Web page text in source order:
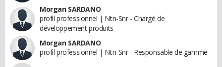
Morgan SARDANO
profil professionnel | Ntn-Snr - Chargé de
développement produits
Morgan SARDANO
profil professionnel | Ntn-Snr - Responsable de gamme